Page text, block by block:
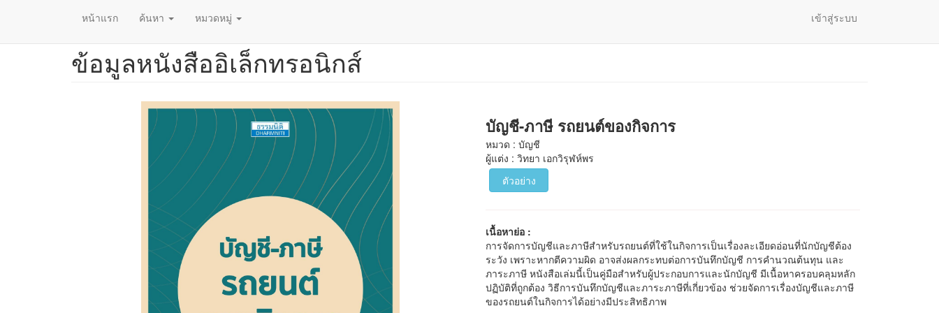
หน้าแรก ค้นหา หมวดหมู่ เข้าสู่ระบบ
ข้อมูลหนังสืออิเล็กทรอนิกส์
บัญชี-ภาษี รถยนต์ของกิจการ
หมวด : บัญชี
ผู้แต่ง : วิทยา เอกวิรุฬห์พร
ตัวอย่าง
เนื้อหาย่อ :
การจัดการบัญชีและภาษีสำหรับรถยนต์ที่ใช้ในกิจการเป็นเรื่องละเอียดอ่อนที่นักบัญชีต้อง
ระวัง เพราะหากตีความผิด อาจส่งผลกระทบต่อการบันทึกบัญชี การคำนวณต้นทุน และ
ภาระภาษี หนังสือเล่มนี้เป็นคู่มือสำหรับผู้ประกอบการและนักบัญชี มีเนื้อหาครอบคลุมหลัก
ปฏิบัติที่ถูกต้อง วิธีการบันทึกบัญชีและภาระภาษีที่เกี่ยวข้อง ช่วยจัดการเรื่องบัญชีและภาษี
ของรถยนต์ในกิจการได้อย่างมีประสิทธิภาพ